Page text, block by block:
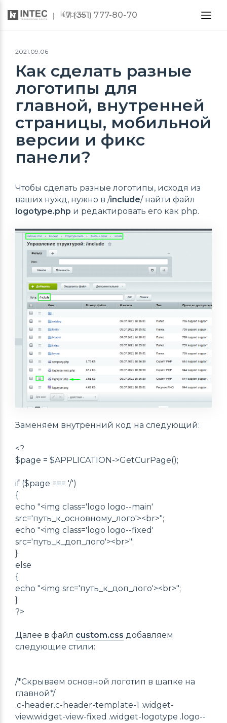
Курсы
+7 (351) 777-80-70
2021.09.06
Как сделать разные
логотипы для
главной, внутренней
страницы, мобильной
версии и фикс
панели?
Чтобы сделать разные логотипы, исходя из
ваших нужд, нужно в /include/ найти файл
logotype.php и редактировать его как php.
Заменяем внутренний код на следующий:
<?
$page = $APPLICATION->GetCurPage();
if ($page === '/')
{
echo "<img class='logo logo--main'
src='путь_к_основному_лого'><br>";
echo "<img class='logo logo--fixed'
src='путь_к_доп_лого'><br>";
}
else
{
echo "<img src='путь_к_доп_лого'><br>";
}
?>
Далее в файл custom.css добавляем
следующие стили:
/*Скрываем основной логотип в шапке на
главной*/
.c-header.c-header-template-1 .widget-
view.widget-view-fixed .widget-logotype .logo--